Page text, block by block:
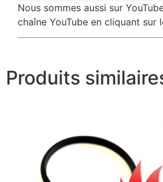
Nous sommes aussi sur
chaîne YouTube en cliquant sur
Produits